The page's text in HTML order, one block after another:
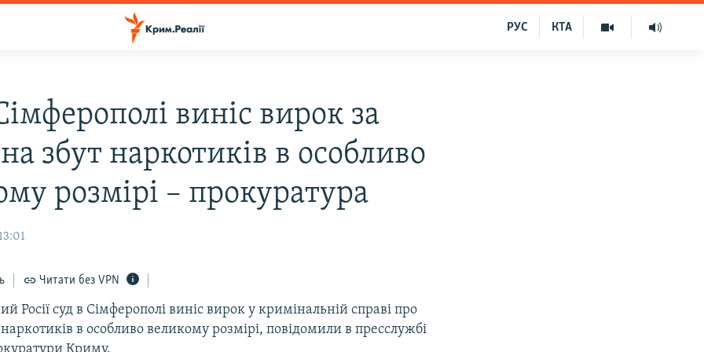
КТА
РУС
виніс вирок за
збут наркотиків в особливо
розмірі – прокуратура
Читати без VPN
Росії суд в Сімферополі виніс вирок у кримінальній справі про
в особливо великому розмірі, повідомили в пресслужбі